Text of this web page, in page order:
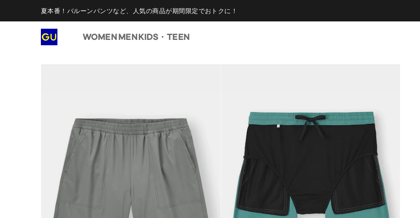
夏本番！バルーンパンツなど、人気の商品が期間限定でおトクに！
WOMEN MENKIDS・TEEN